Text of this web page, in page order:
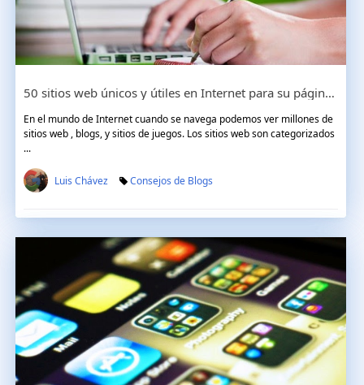
50 sitios web únicos y útiles en Internet para su página web o blog
En el mundo de Internet cuando se navega podemos ver millones de
sitios web , blogs, y sitios de juegos. Los sitios web son categorizados
...
Luis Chávez Consejos de Blogs